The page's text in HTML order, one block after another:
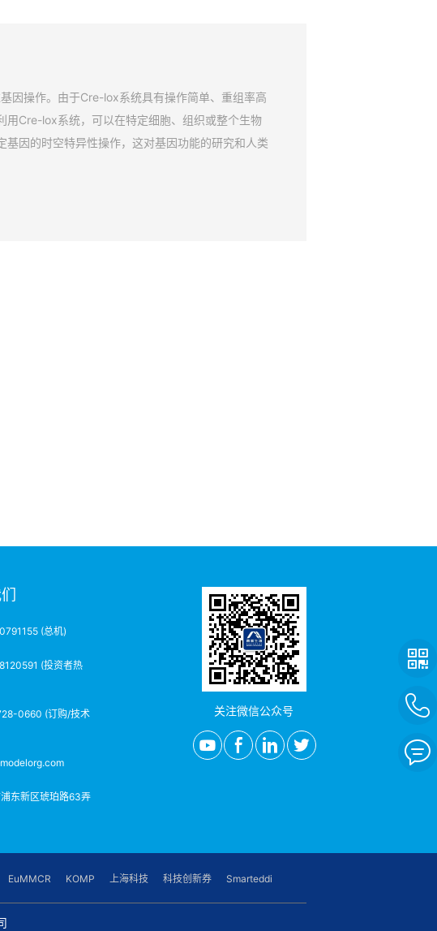
因操作。由于Cre-lox系统具有操作简单、重组率高
用Cre-lox系统，可以在特定细胞、组织或整个生物
因的时空特异性操作，这对基因功能的研究和人类
(总机)
(投资者热
0660 (订购/技术
东新区琥珀路63弄
关注微信公众号
EuMMCR KOMP 上海科技 科技创新券 Smarteddi